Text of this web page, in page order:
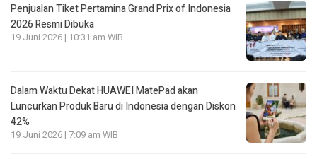
Penjualan Tiket Pertamina Grand Prix of Indonesia
2026 Resmi Dibuka
19 Juni 2026 | 10:31 am WIB
Dalam Waktu Dekat HUAWEI MatePad akan
Luncurkan Produk Baru di Indonesia dengan Diskon
42%
19 Juni 2026 | 7:09 am WIB